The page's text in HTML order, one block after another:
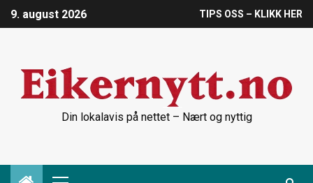
9. august 2026 TIPS OSS – KLIKK HER
Din lokalavis på nettet – Nært og nyttig